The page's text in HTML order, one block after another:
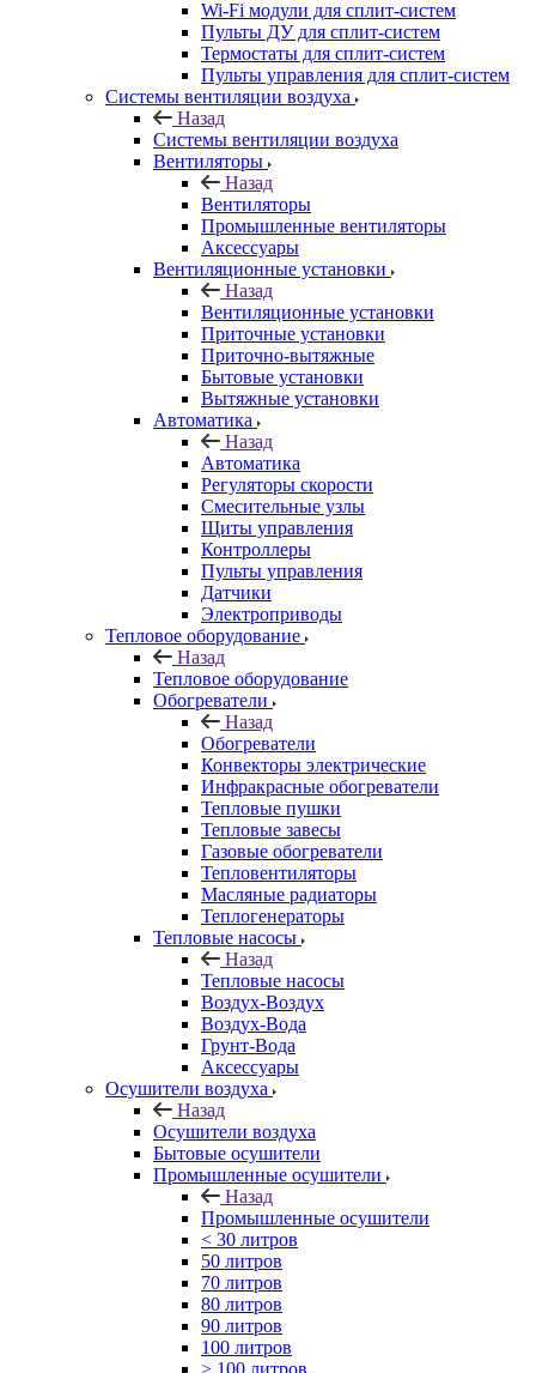
Wi-Fi модули для сплит-систем
Пульты ДУ для сплит-систем
Термостаты для сплит-систем
Пульты управления для сплит-систем
Системы вентиляции воздуха
Назад
Системы вентиляции воздуха
Вентиляторы
Назад
Вентиляторы
Промышленные вентиляторы
Аксессуары
Вентиляционные установки
Назад
Вентиляционные установки
Приточные установки
Приточно-вытяжные
Бытовые установки
Вытяжные установки
Автоматика
Назад
Автоматика
Регуляторы скорости
Смесительные узлы
Щиты управления
Контроллеры
Пульты управления
Датчики
Электроприводы
Тепловое оборудование
Назад
Тепловое оборудование
Обогреватели
Назад
Обогреватели
Конвекторы электрические
Инфракрасные обогреватели
Тепловые пушки
Тепловые завесы
Газовые обогреватели
Тепловентиляторы
Масляные радиаторы
Теплогенераторы
Тепловые насосы
Назад
Тепловые насосы
Воздух-Воздух
Воздух-Вода
Грунт-Вода
Аксессуары
Осушители воздуха
Назад
Осушители воздуха
Бытовые осушители
Промышленные осушители
Назад
Промышленные осушители
< 30 литров
50 литров
70 литров
80 литров
90 литров
100 литров
> 100 литров